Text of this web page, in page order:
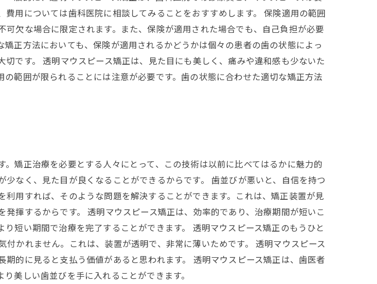
用については歯科医院に相談してみることをおすすめします。 保険適用の範囲
欠な場合に限定されます。また、保険が適用された場合でも、自己負担が必要
正方法においても、保険が適用されるかどうかは個々の患者の歯の状態によっ
です。 透明マウスピース矯正は、見た目にも美しく、痛みや違和感も少ないた
範囲が限られることには注意が必要です。歯の状態に合わせた適切な矯正方法
矯正治療を必要とする人々にとって、この技術は以前に比べてはるかに魅力的
なく、見た目が良くなることができるからです。 歯並びが悪いと、自信を持つ
用すれば、そのような問題を解決することができます。これは、矯正装置が見
揮するからです。 透明マウスピース矯正は、効率的であり、治療期間が短いこ
短い期間で治療を完了することができます。 透明マウスピース矯正のもうひと
かれません。これは、装置が透明で、非常に薄いためです。 透明マウスピース
的に見ると支払う価値があると思われます。 透明マウスピース矯正は、歯医者
美しい歯並びを手に入れることができます。